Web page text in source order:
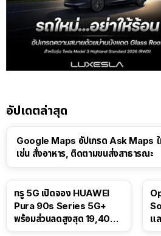
อัปเดตล่าสุด
Google Maps อัปเกรด Ask Maps ใ
เช่น สั่งอาหาร, ติดตามขนส่งสาธารณะ
ทรู 5G เปิดจอง HUAWEI
Pura 90s Series 5G+
พร้อมส่วนลดสูงสุด 19,400
แ